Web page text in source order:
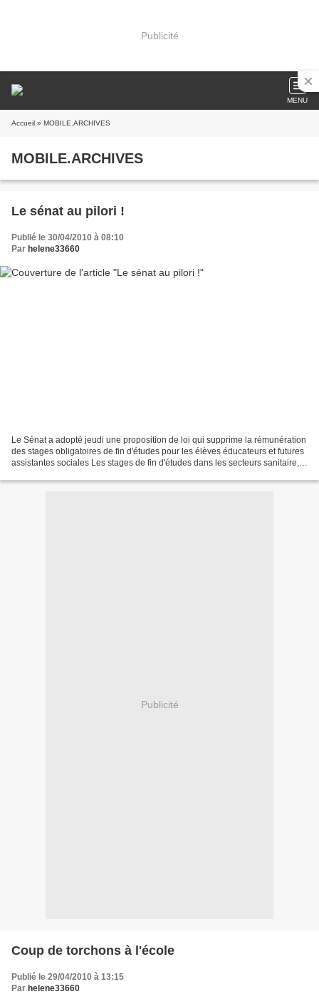
Publicité
MENU
Accueil » MOBILE.ARCHIVES
MOBILE.ARCHIVES
Le sénat au pilori !
Publié le 30/04/2010 à 08:10
Par helene33660
Le Sénat a adopté jeudi une proposition de loi qui supprime la rémunération
des stages obligatoires de fin d'études pour les élèves éducateurs et futures
assistantes sociales Les stages de fin d'études dans les secteurs sanitaire,
Publicité
Coup de torchons à l'école
Publié le 29/04/2010 à 13:15
Par helene33660